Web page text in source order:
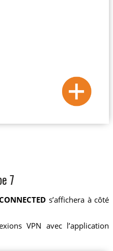
7
s’affichera à côté
VPN avec l’application